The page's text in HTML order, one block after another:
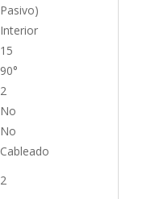
Pasivo)
Interior
15
90°
2
No
No
Cableado
2